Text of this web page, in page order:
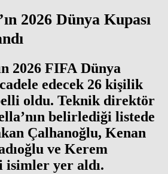
2026 Dünya Kupası
2026 FIFA Dünya
edecek 26 kişilik
oldu. Teknik direktör
belirlediği listede
Çalhanoğlu, Kenan
ve Kerem
yer aldı.